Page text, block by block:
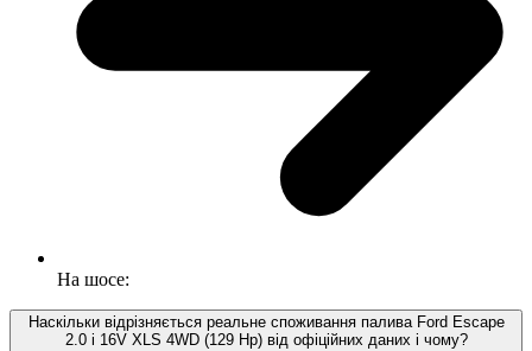
На шосе:
Наскільки відрізняється реальне споживання палива Ford Escape
2.0 i 16V XLS 4WD (129 Hp) від офіційних даних і чому?